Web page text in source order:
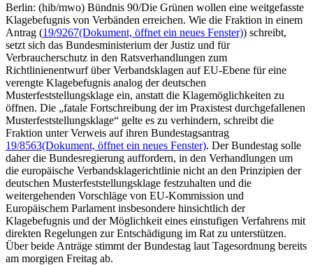
Berlin: (hib/mwo) Bündnis 90/Die Grünen wollen eine weitgefasste
Klagebefugnis von Verbänden erreichen. Wie die Fraktion in einem
Antrag (19/9267(Dokument, öffnet ein neues Fenster)) schreibt,
setzt sich das Bundesministerium der Justiz und für
Verbraucherschutz in den Ratsverhandlungen zum
Richtlinienentwurf über Verbandsklagen auf EU-Ebene für eine
verengte Klagebefugnis analog der deutschen
Musterfeststellungsklage ein, anstatt die Klagemöglichkeiten zu
öffnen. Die „fatale Fortschreibung der im Praxistest durchgefallenen
Musterfeststellungsklage“ gelte es zu verhindern, schreibt die
Fraktion unter Verweis auf ihren Bundestagsantrag
19/8563(Dokument, öffnet ein neues Fenster). Der Bundestag solle
daher die Bundesregierung auffordern, in den Verhandlungen um
die europäische Verbandsklagerichtlinie nicht an den Prinzipien der
deutschen Musterfeststellungsklage festzuhalten und die
weitergehenden Vorschläge von EU-Kommission und
Europäischem Parlament insbesondere hinsichtlich der
Klagebefugnis und der Möglichkeit eines einstufigen Verfahrens mit
direkten Regelungen zur Entschädigung im Rat zu unterstützen.
Über beide Anträge stimmt der Bundestag laut Tagesordnung bereits
am morgigen Freitag ab.